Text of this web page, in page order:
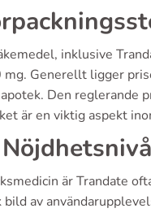
inklusive
Generellt ligger
Den
är en viktig aspekt
är Trandate
av